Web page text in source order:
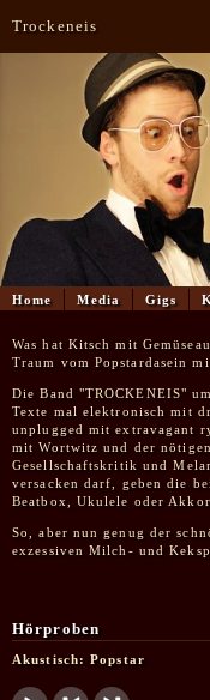
Trockeneis
Home Media Gigs
Was hat Kitsch mit
Traum vom Popstardasein
Die Band "TROCKENEIS"
Texte mal elektronisch mit
unplugged mit extravagant
mit Wortwitz und der
Gesellschaftskritik und
versacken darf, geben die
Beatbox, Ukulele oder
So, aber nun genug der
exzessiven Milch- und
Hörproben
Akustisch:Popstar